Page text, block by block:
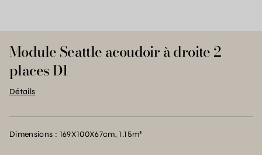
Module Seattle acoudoir à droite 2
places D1
Détails
Dimensions : 169X100X67cm, 1.15m³